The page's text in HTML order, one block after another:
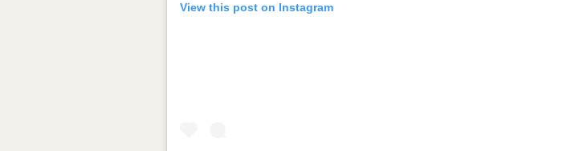
View this post on Instagram